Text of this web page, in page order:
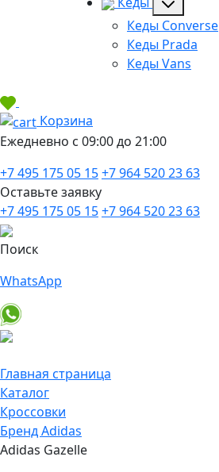
Кеды Converse
Кеды Prada
Кеды Vans
Корзина
Ежедневно с 09:00 до 21:00
+7 495 175 05 15+7 964 520 23 63
Оставьте заявку
+7 495 175 05 15+7 964 520 23 63
Поиск
WhatsApp
Главная страница
Каталог
Кроссовки
Бренд Adidas
Adidas Gazelle